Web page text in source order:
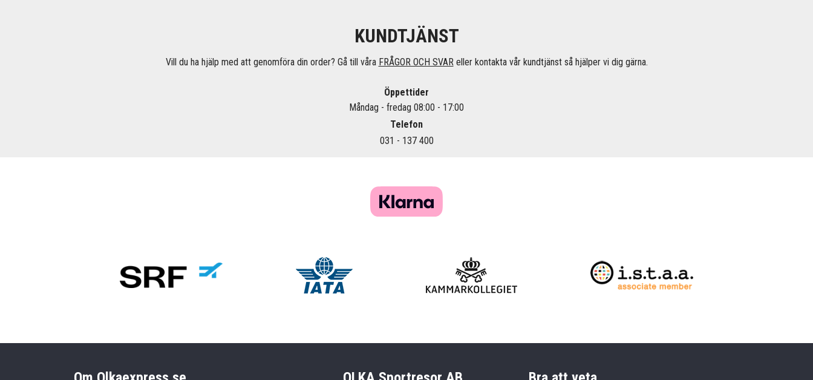
KUNDTJÄNST
Vill du ha hjälp med att genomföra din order? Gå till våra FRÅGOR OCH SVAR eller kontakta vår kundtjänst så hjälper vi dig gärna.
Öppettider
Måndag - fredag 08:00 - 17:00
Telefon
031 - 137 400